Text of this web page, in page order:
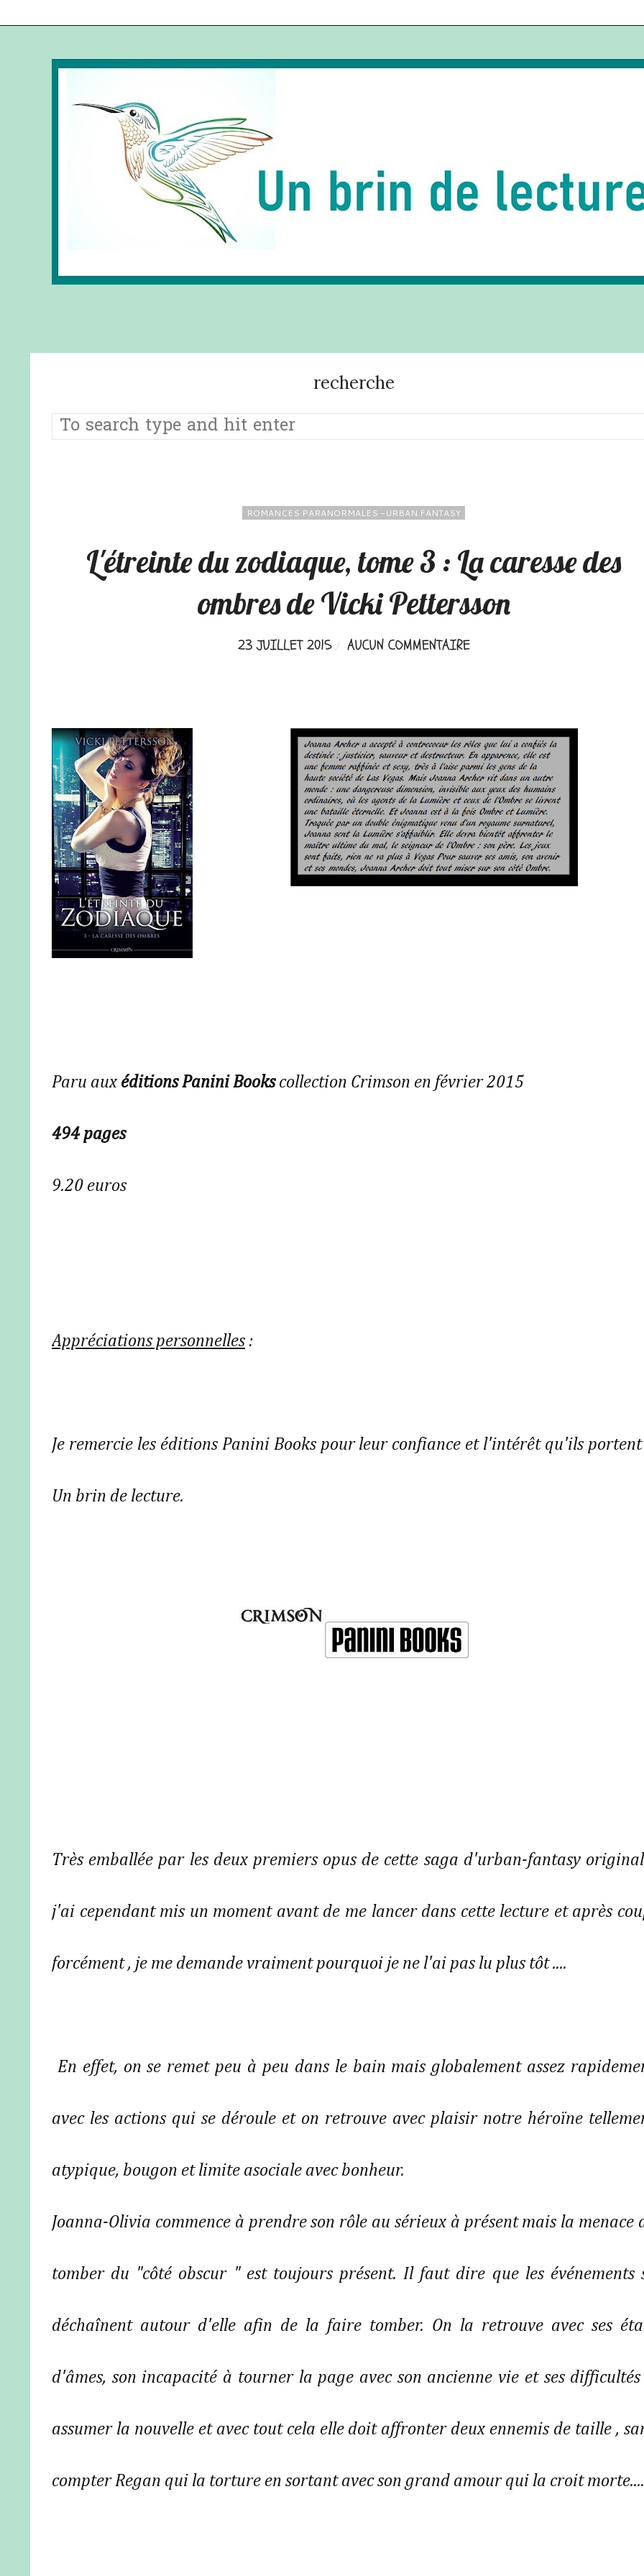
recherche
ROMANCES PARANORMALES -URBAN FANTASY
L'étreinte du zodiaque, tome 3 : La caresse des
ombres de Vicki Pettersson
23 JUILLET 2015 AUCUN COMMENTAIRE
Paru aux éditions Panini Bookscollection Crimson en février 2015
494 pages
9.20 euros
Appréciations personnelles :
Je remercie les éditions Panini Books pour leur confiance et l'intérêt qu'ils
Un brin de lecture.
Très emballée par les deux premiers opus de cette saga d'urban-fantasy
j'ai cependant mis un moment avant de me lancer dans cette lecture et après
forcément , je me demande vraiment pourquoi je ne l'ai pas lu plus tôt ....
En effet, on se remet peu à peu dans le bain mais globalement assez
avec les actions qui se déroule et on retrouve avec plaisir notre héroïne
atypique, bougon et limite asociale avec bonheur.
Joanna-Olivia commence à prendre son rôle au sérieux à présent mais la menace
tomber du "côté obscur " est toujours présent. Il faut dire que les événements
déchaînent autour d'elle afin de la faire tomber. On la retrouve avec ses
d'âmes, son incapacité à tourner la page avec son ancienne vie et ses
assumer la nouvelle et avec tout cela elle doit affronter deux ennemis de taille ,
compter Regan qui la torture en sortant avec son grand amour qui la croit morte....